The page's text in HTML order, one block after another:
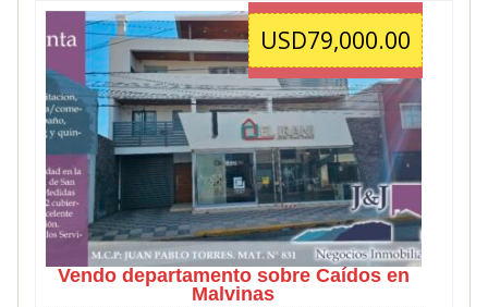
USD79,000.00
Vendo departamento sobre Caídos en
Malvinas